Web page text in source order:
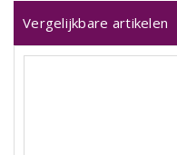
Vergelijkbare artikelen